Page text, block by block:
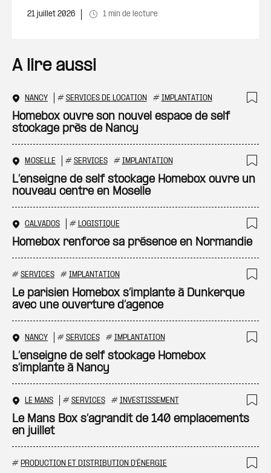
21 juillet 2026 1 min de lecture
A lire aussi
NANCY # SERVICES DE LOCATION # IMPLANTATION
Homebox ouvre son nouvel espace de self
stockage près de Nancy
MOSELLE # SERVICES # IMPLANTATION
L’enseigne de self stockage Homebox ouvre un
nouveau centre en Moselle
CALVADOS # LOGISTIQUE
Homebox renforce sa présence en Normandie
# SERVICES # IMPLANTATION
Le parisien Homebox s’implante à Dunkerque
avec une ouverture d’agence
NANCY # SERVICES # IMPLANTATION
L’enseigne de self stockage Homebox
s’implante à Nancy
LE MANS # SERVICES # INVESTISSEMENT
Le Mans Box s’agrandit de 140 emplacements
en juillet
# PRODUCTION ET DISTRIBUTION D'ÉNERGIE